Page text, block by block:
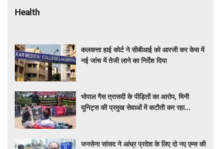
Health
कलकत्ता हाई कोर्ट ने सीबीआई को आरजी कर केस में
नई जांच में तेजी लाने का निर्देश दिया
भोपाल गैस त्रासदी के पीड़ितों का आरोप, मिनी
यूनिट्स की प्रमुख सेवाओं में कटौती कर रहा
जनसेना सांसद ने आंध्र प्रदेश के लिए दो नए एम्स की